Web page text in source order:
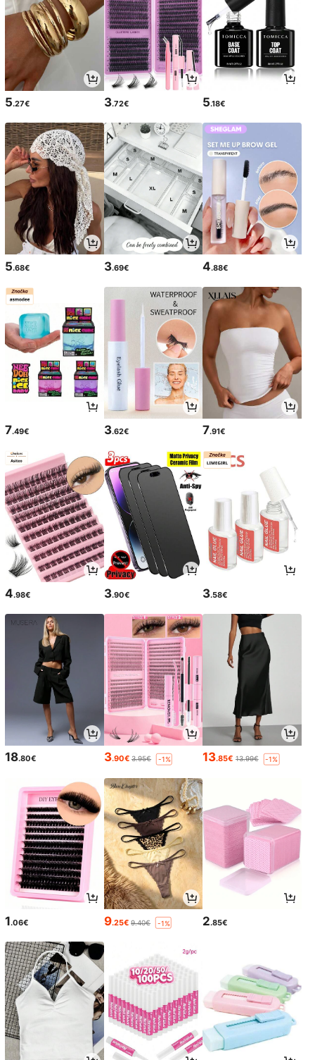
5.27€ 3.72€ 5.18€
5.68€ 3.69€ 4.88€
7.49€ 3.62€ 7.91€
4.98€ 3.90€ 3.58€
18.80€ 3.90€ 3.95€ -1% 13.85€ 13.99€ -1%
1.06€ 9.25€ 9.40€ -1% 2.85€